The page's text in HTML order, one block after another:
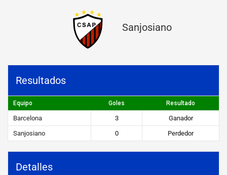
v
S
n
j
Sanjosiano
Resultados
Equipo Goles Resultado
Barcelona 3
Ganador
Sanjosiano
0 Perdedor
Detalles